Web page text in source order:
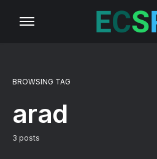
BROWSING TAG
arad
3 posts